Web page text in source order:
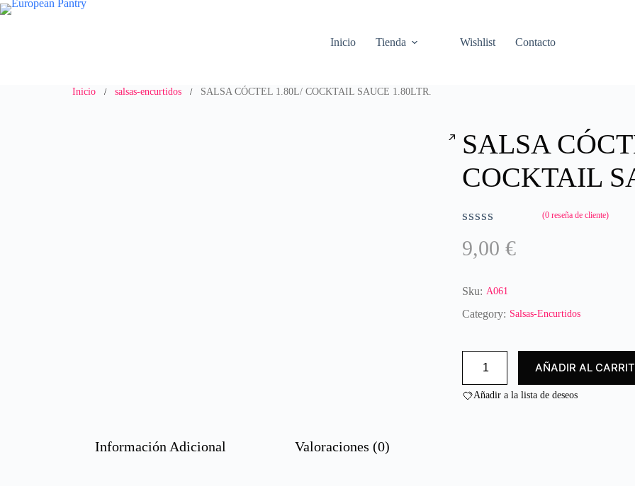
Saltar
al
Inicio
Tienda Wishlist Contacto
Inicio / salsas-encurtidos / SALSA CÓCTEL 1.80L/ COCKTAIL SAUCE 1.80LTR.
SALSA
COCKTAIL
a
r
a
d
c
0
(0 reseña de cliente)
9,00 €
Sku: A061
Category: Salsas-Encurtidos
CÓCTEL
COCKTAIL
AÑADIR AL
Añadir a la lista de deseos
Información Adicional Valoraciones (0)